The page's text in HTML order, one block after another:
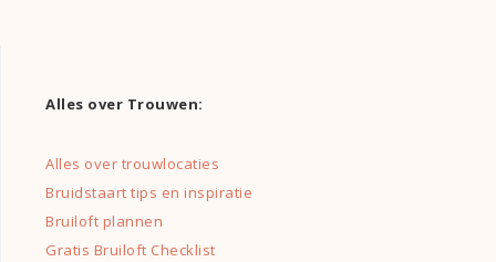
Alles over Trouwen:
Alles over trouwlocaties
Bruidstaart tips en inspiratie
Bruiloft plannen
Gratis Bruiloft Checklist